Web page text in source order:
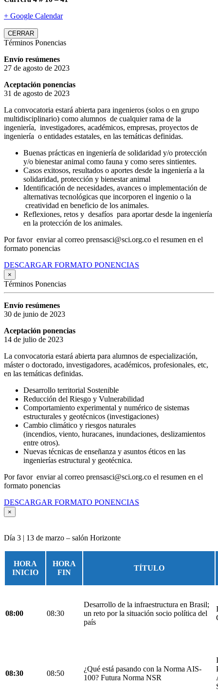
+ Google Calendar
CERRAR
Términos Ponencias
Envío resúmenes
27 de agosto de 2023
Aceptación ponencias
31 de agosto de 2023
La convocatoria estará abierta para ingenieros (solos o en grupo
multidisciplinario) como alumnos de cualquier rama de la
ingeniería, investigadores, académicos, empresas, proyectos de
ingeniería o entidades estatales, en las temáticas definidas.
Buenas prácticas en ingeniería de solidaridad y/o protección
y/o bienestar animal como fauna y como seres sintientes.
Casos exitosos, resultados o aportes desde la ingeniería a la
solidaridad, protección y bienestar animal
Identificación de necesidades, avances o implementación de
alternativas tecnológicas que incorporen el ingenio o la
creatividad en beneficio de los animales.
Reflexiones, retos y desafíos para aportar desde la ingeniería
en la protección de los animales.
Por favor enviar al correo prensasci@sci.org.co el resumen en el
formato ponencias
DESCARGAR FORMATO PONENCIAS
×
Términos Ponencias
Envío resúmenes
30 de junio de 2023
Aceptación ponencias
14 de julio de 2023
La convocatoria estará abierta para alumnos de especialización,
máster o doctorado, investigadores, académicos, profesionales, etc,
en las temáticas definidas.
Desarrollo territorial Sostenible
Reducción del Riesgo y Vulnerabilidad
Comportamiento experimental y numérico de sistemas
estructurales y geotécnicos (investigaciones)
Cambio climático y riesgos naturales
(incendios, viento, huracanes, inundaciones, deslizamientos
entre otros).
Nuevas técnicas de enseñanza y asuntos éticos en las
ingenierías estructural y geotécnica.
Por favor enviar al correo prensasci@sci.org.co el resumen en el
formato ponencias
DESCARGAR FORMATO PONENCIAS
×
Día 3 | 13 de marzo – salón Horizonte
HORA
INICIO
HORA
FIN
TÍTULO
08:00 08:30
Desarrollo de la infraestructura en Brasil;
un reto por la situación socio política del
país
08:30 08:50
¿Qué está pasando con la Norma AIS-
100? Futura Norma NSR